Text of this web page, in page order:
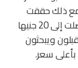
ذلك حققت
مبيعات صنف طماطم بريفيو زيادة وصلت إلى 20 جنيها
ويبحثون
سعر.